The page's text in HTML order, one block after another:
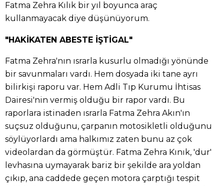
Fatma Zehra Kılık bir yıl boyunca araç
kullanmayacak diye düşünüyorum.
"HAKİKATEN ABESTE İŞTİGAL"
Fatma Zehra'nın ısrarla kusurlu olmadığı yönünde
bir savunmaları vardı. Hem dosyada iki tane ayrı
bilirkişi raporu var. Hem Adli Tıp Kurumu İhtisas
Dairesi'nin vermiş olduğu bir rapor vardı. Bu
raporlara istinaden ısrarla Fatma Zehra Akın'ın
suçsuz olduğunu, çarpanın motosikletli olduğunu
söylüyorlardı ama halkımız zaten bunu az çok
videolardan da görmüştür. Fatma Zehra Kınık, 'dur'
levhasına uymayarak bariz bir şekilde ara yoldan
çıkıp, ana caddede geçen motora çarptığı tespit